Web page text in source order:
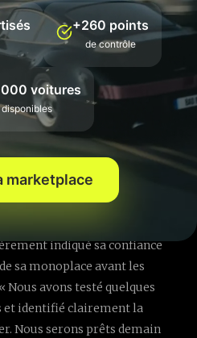
malgré un pilotage complexe
de son angle d’aileron
être légèrement en
droites, contrairement à ce
rêve automobile en pilotant
? Avec des offres
par des spécialistes tels
n'a jamais été aussi
indiqué sa confiance
sa monoplace avant les
avons testé quelques
identifié clairement la
Nous serons prêts demain
+260 points
de contrôle
voitures
disponibles
marketplace